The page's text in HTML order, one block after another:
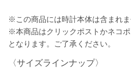
※この商品には時計本体は含まれま
※本商品はクリックポストかネコ
となります。ご了承ください。
〈サイズラインナップ〉